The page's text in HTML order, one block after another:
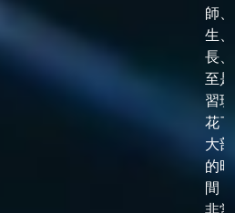
師
生
長
至
習
花
大
的時
間
非